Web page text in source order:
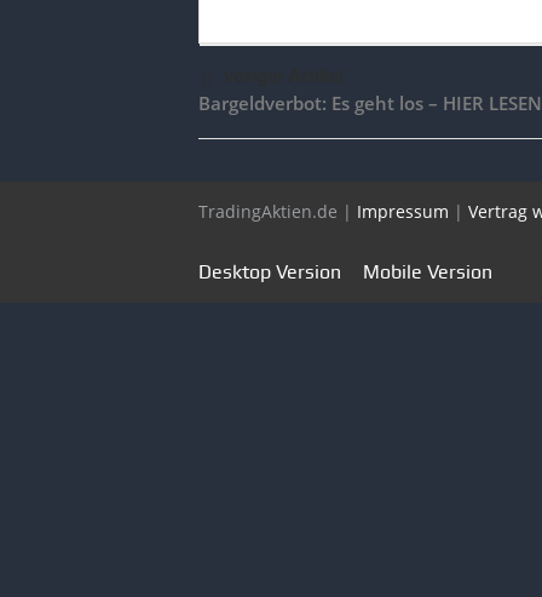
Bargeldverbot: Es geht los – HIER
TradingAktien.de | Impressum | Vertrag
Desktop Version Mobile Version